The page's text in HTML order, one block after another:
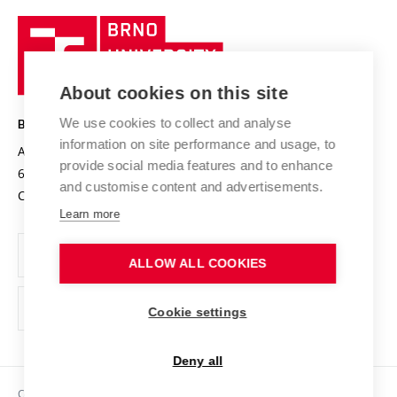
Research quality assurance system
Research infrastructures
Projects
Projects from Structural Funds
Specific University Research
International Staff Week
International Agreements
Sustainable university
Safe University
Organization Structure
Official notice board
Personal Data Protection
Support and development of employees and students
Technology
BRNO UNIVERSITY OF TECHNOLOGY
Antonínská 548/1
602 00 Brno
Czech Republic
www.vut.cz
vut@vutbr.cz
Copyright © 2026 VUT
About cookies on this site
We use cookies to collect and analyse
information on site performance and usage, to
provide social media features and to enhance
and customise content and advertisements.
Learn more
ALLOW ALL COOKIES
Cookie settings
Deny all